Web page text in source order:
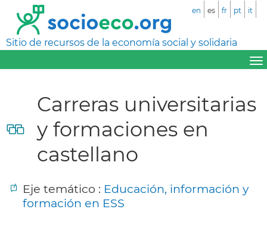
Sitio de recursos de la economía social y solidaria
en es fr pt it
Carreras universitarias
y formaciones en
castellano
Eje temático : Educación, información y
formación en ESS